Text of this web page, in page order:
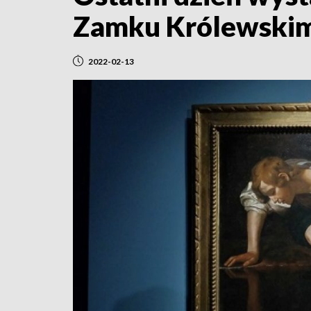
Zamku
2022-02-13